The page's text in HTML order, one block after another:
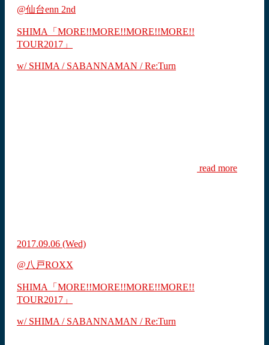
@仙台enn 2nd
SHIMA「MORE!!MORE!!MORE!!MORE!!
TOUR2017」
w/ SHIMA / SABANNAMAN / Re:Turn
read more
2017.09.06 (Wed)
@八戸ROXX
SHIMA「MORE!!MORE!!MORE!!MORE!!
TOUR2017」
w/ SHIMA / SABANNAMAN / Re:Turn